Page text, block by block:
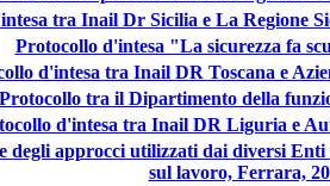
tra Inail Dr Sicilia e La Regione
Protocollo d'intesa "La sicurezza fa
d'intesa tra Inail DR Toscana e
Protocollo tra il Dipartimento della
d'intesa tra Inail DR Liguria e
approcci utilizzati dai diversi
sul lavoro, Ferrara,